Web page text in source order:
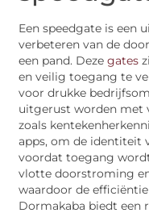
Een speedgate is een
verbeteren van de
een pand. Dezegates
en veilig toegang te
voor drukke
uitgerust worden met
zoals
apps, om de identiteit
voordat toegang
vlotte doorstroming
waardoor de
Dormakaba biedt een